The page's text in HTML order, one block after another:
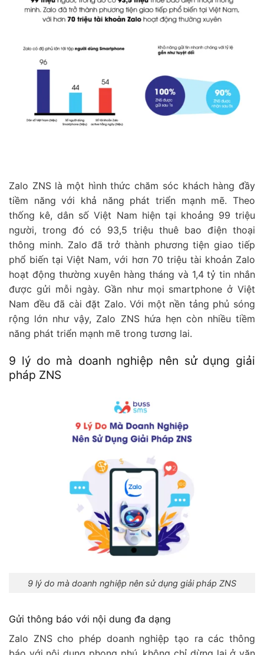
Zalo ZNS là một hình thức chăm sóc khách hàng đầy
tiềm năng với khả năng phát triển mạnh mẽ. Theo
thống kê, dân số Việt Nam hiện tại khoảng 99 triệu
người, trong đó có 93,5 triệu thuê bao điện thoại
thông minh. Zalo đã trở thành phương tiện giao tiếp
phổ biến tại Việt Nam, với hơn 70 triệu tài khoản Zalo
hoạt động thường xuyên hàng tháng và 1,4 tỷ tin nhắn
được gửi mỗi ngày. Gần như mọi smartphone ở Việt
Nam đều đã cài đặt Zalo. Với một nền tảng phủ sóng
rộng lớn như vậy, Zalo ZNS hứa hẹn còn nhiều tiềm
năng phát triển mạnh mẽ trong tương lai.
9 lý do mà doanh nghiệp nên sử dụng giải
pháp ZNS
9 lý do mà doanh nghiệp nên sử dụng giải pháp ZNS
Gửi thông báo với nội dung đa dạng
Zalo ZNS cho phép doanh nghiệp tạo ra các thông